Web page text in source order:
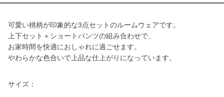
可愛い桃柄が印象的な3点セットのルームウェアです。
上下セット＋ショートパンツの組み合わせで、
お家時間を快適におしゃれに過ごせます。
やわらかな色合いで上品な仕上がりになっています。
サイズ：